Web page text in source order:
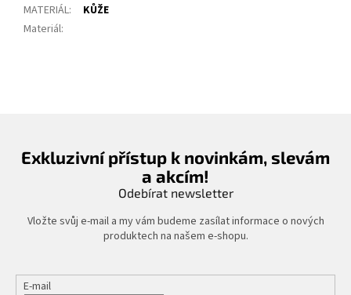
MATERIÁL:
KŮŽE
Materiál:
Exkluzivní přístup k novinkám, slevám
a akcím!
Odebírat newsletter
Vložte svůj e-mail a my vám budeme zasílat informace o nových
produktech na našem e-shopu.
E-mail